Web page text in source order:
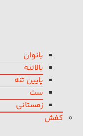
بانوان
بالاتنه
پایین تنه
ست
زمستانی
کفش